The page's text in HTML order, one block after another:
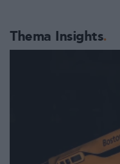
Thema Insights